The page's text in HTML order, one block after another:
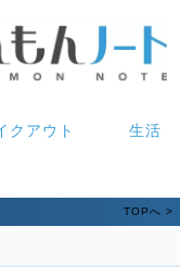
クアウト 生活
TOPへ >